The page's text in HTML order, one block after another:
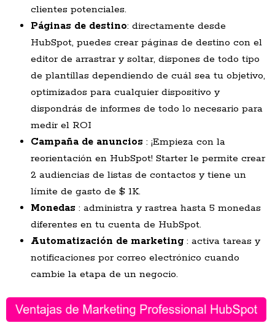
clientes potenciales.
Páginas de destino: directamente desde
HubSpot, puedes crear páginas de destino con el
editor de arrastrar y soltar, dispones de todo tipo
de plantillas dependiendo de cuál sea tu objetivo,
optimizados para cualquier dispositivo y
dispondrás de informes de todo lo necesario para
medir el ROI
Campaña de anuncios : ¡Empieza con la
reorientación en HubSpot! Starter le permite crear
2 audiencias de listas de contactos y tiene un
límite de gasto de $ 1K.
Monedas : administra y rastrea hasta 5 monedas
diferentes en tu cuenta de HubSpot.
Automatización de marketing : activa tareas y
notificaciones por correo electrónico cuando
cambie la etapa de un negocio.